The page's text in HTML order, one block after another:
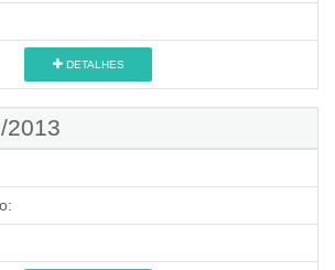
DETALHES
2013